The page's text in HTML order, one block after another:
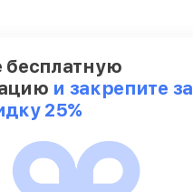
бесплатную
и закрепите за
25%